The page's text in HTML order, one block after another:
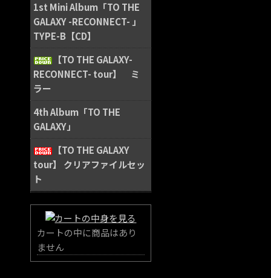
1st Mini Album「TO THE
GALAXY -RECONNECT- 」
TYPE-B【CD】
【TO THE GALAXY-
RECONNECT- tour】 ミ
ラー
4th Album「TO THE
GALAXY」
【TO THE GALAXY
tour】 クリアファイルセッ
ト
カートの中に商品はあり
ません